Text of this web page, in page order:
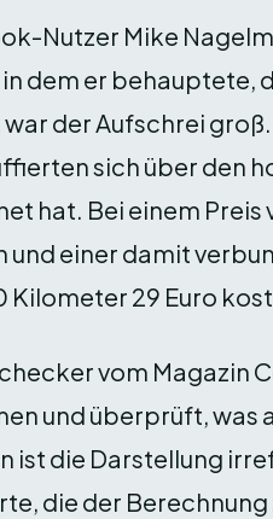
Nutzer Mike
dem er behauptete,
der Aufschrei
sich über den
hat. Bei einem Preis
und einer damit
Kilometer 29 Euro
vom Magazin
und überprüft, was
ist die Darstellung
die der